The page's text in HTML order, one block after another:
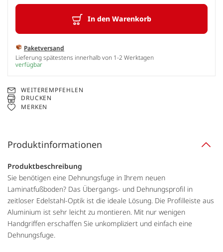
In den Warenkorb
Paketversand
Lieferung spätestens innerhalb von 1-2 Werktagen
verfügbar
WEITEREMPFEHLEN
DRUCKEN
MERKEN
Produktinformationen
Produktbeschreibung
Sie benötigen eine Dehnungsfuge in Ihrem neuen
Laminatfußboden? Das Übergangs- und Dehnungsprofil in
zeitloser Edelstahl-Optik ist die ideale Lösung. Die Profilleiste aus
Aluminium ist sehr leicht zu montieren. Mit nur wenigen
Handgriffen erschaffen Sie unkompliziert und einfach eine
Dehnungsfuge.